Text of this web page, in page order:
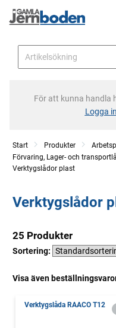
För att kunna handla
Logga in
Start Produkter
Förvaring, Lager- och
Verktygslådor plast
Verktygslådor
25 Produkter
Sortering:
Visa även
Verktygslåda RAACO T12